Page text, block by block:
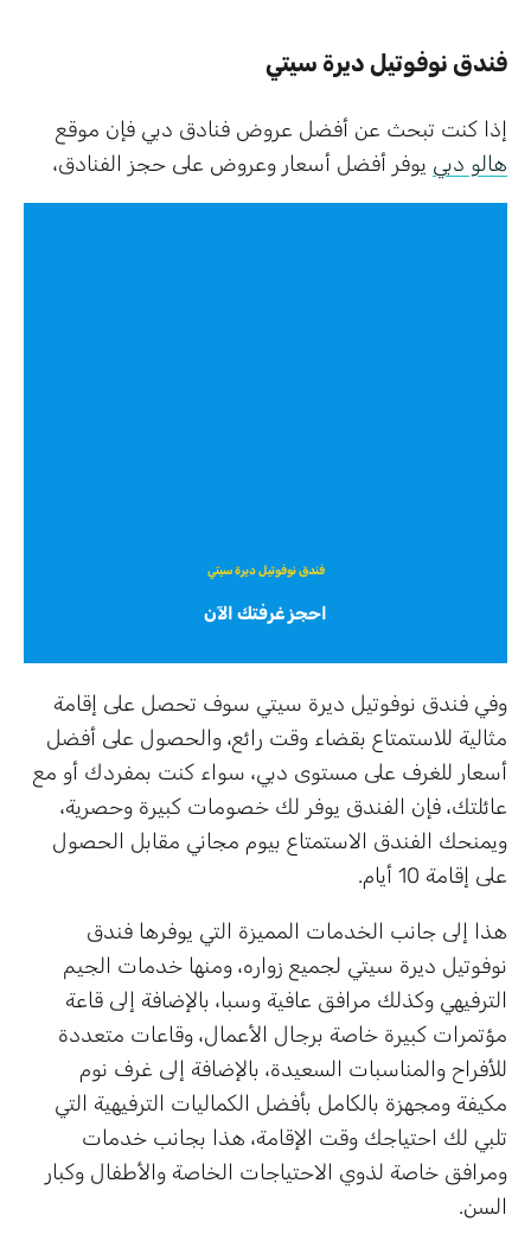
فندق نوفوتيل ديرة سيتي
إذا كنت تبحث عن أفضل عروض فنادق دبي فإن موقع
هالو دبي يوفر أفضل أسعار وعروض على حجز الفنادق،
فندق نوفوتيل ديرة سيتي
احجز غرفتك الآن
وفي فندق نوفوتيل ديرة سيتي سوف تحصل على إقامة
مثالية للاستمتاع بقضاء وقت رائع، والحصول على أفضل
أسعار للغرف على مستوى دبي، سواء كنت بمفردك أو مع
عائلتك، فإن الفندق يوفر لك خصومات كبيرة وحصرية،
ويمنحك الفندق الاستمتاع بيوم مجاني مقابل الحصول
على إقامة 10 أيام.
هذا إلى جانب الخدمات المميزة التي يوفرها فندق
نوفوتيل ديرة سيتي لجميع زواره، ومنها خدمات الجيم
الترفيهي وكذلك مرافق عافية وسبا، بالإضافة إلى قاعة
مؤتمرات كبيرة خاصة برجال الأعمال، وقاعات متعددة
للأفراح والمناسبات السعيدة، بالإضافة إلى غرف نوم
مكيفة ومجهزة بالكامل بأفضل الكماليات الترفيهية التي
تلبي لك احتياجك وقت الإقامة، هذا بجانب خدمات
ومرافق خاصة لذوي الاحتياجات الخاصة والأطفال وكبار
السن.